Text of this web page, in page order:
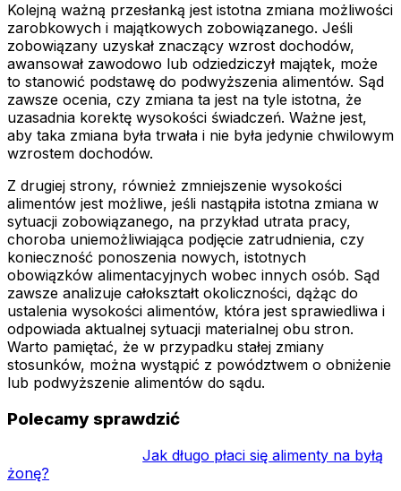
Kolejną ważną przesłanką jest istotna zmiana możliwości
zarobkowych i majątkowych zobowiązanego. Jeśli
zobowiązany uzyskał znaczący wzrost dochodów,
awansował zawodowo lub odziedziczył majątek, może
to stanowić podstawę do podwyższenia alimentów. Sąd
zawsze ocenia, czy zmiana ta jest na tyle istotna, że
uzasadnia korektę wysokości świadczeń. Ważne jest,
aby taka zmiana była trwała i nie była jedynie chwilowym
wzrostem dochodów.
Z drugiej strony, również zmniejszenie wysokości
alimentów jest możliwe, jeśli nastąpiła istotna zmiana w
sytuacji zobowiązanego, na przykład utrata pracy,
choroba uniemożliwiająca podjęcie zatrudnienia, czy
konieczność ponoszenia nowych, istotnych
obowiązków alimentacyjnych wobec innych osób. Sąd
zawsze analizuje całokształt okoliczności, dążąc do
ustalenia wysokości alimentów, która jest sprawiedliwa i
odpowiada aktualnej sytuacji materialnej obu stron.
Warto pamiętać, że w przypadku stałej zmiany
stosunków, można wystąpić z powództwem o obniżenie
lub podwyższenie alimentów do sądu.
Polecamy sprawdzić
Jak długo płaci się alimenty na byłą
żonę?